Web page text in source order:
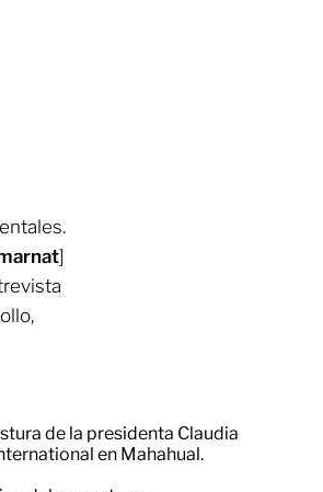
]
de la presidenta Claudia
en Mahahual.